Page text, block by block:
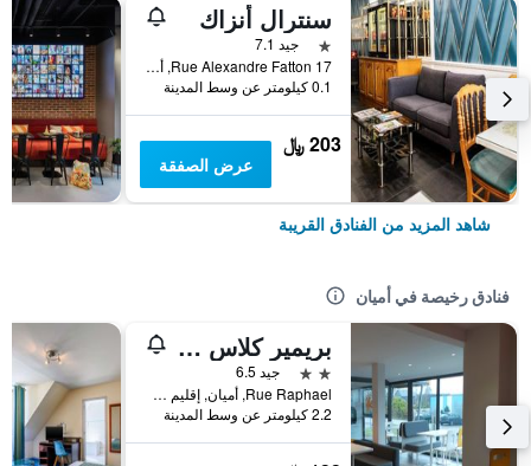
سنترال أنزاك
نجمة واحدة
جيد 7.1
17 Rue Alexandre Fatton, أميان, إقليم سوم, فرنسا
0.1 كيلومتر عن وسط المدينة
203 ﷼
عرض الصفقة
شاهد المزيد من الفنادق القريبة
فنادق رخيصة في أميان
بريمير كلاس أمين
2 نجمتين
جيد 6.5
Rue Raphael, أميان, إقليم سوم, فرنسا
2.2 كيلومتر عن وسط المدينة